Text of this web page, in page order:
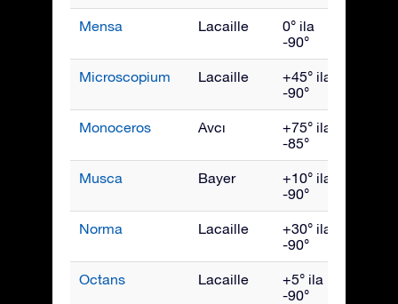
Mensa Lacaille
0° ila
-90°
Microscopium Lacaille
+45° ila
-90°
Monoceros Avcı
+75° ila
-85°
Musca Bayer
+10° ila
-90°
Norma Lacaille
+30° ila
-90°
Octans Lacaille
+5° ila
-90°